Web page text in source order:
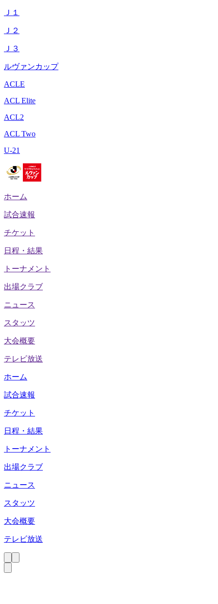
Ｊ１
Ｊ２
Ｊ３
ルヴァンカップ
ACLE
ACL Elite
ACL2
ACL Two
U-21
ホーム
試合速報
チケット
日程・結果
トーナメント
出場クラブ
ニュース
スタッツ
大会概要
テレビ放送
ホーム
試合速報
チケット
日程・結果
トーナメント
出場クラブ
ニュース
スタッツ
大会概要
テレビ放送